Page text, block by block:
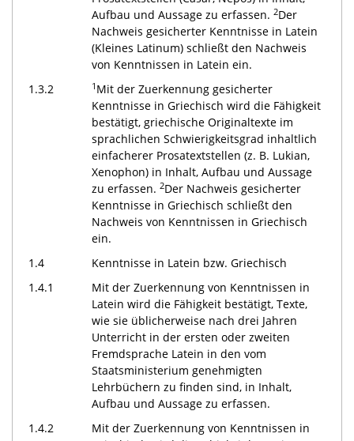
Aufbau und Aussage zu erfassen. 2Der
Nachweis gesicherter Kenntnisse in Latein
(Kleines Latinum) schließt den Nachweis
von Kenntnissen in Latein ein.
1.3.2
1 Mit der Zuerkennung gesicherter
Kenntnisse in Griechisch wird die Fähigkeit
bestätigt, griechische Originaltexte im
sprachlichen Schwierigkeitsgrad inhaltlich
einfacherer Prosatextstellen (z. B. Lukian,
Xenophon) in Inhalt, Aufbau und Aussage
zu erfassen. 2Der Nachweis gesicherter
Kenntnisse in Griechisch schließt den
Nachweis von Kenntnissen in Griechisch
ein.
1.4
Kenntnisse in Latein bzw. Griechisch
1.4.1
Mit der Zuerkennung von Kenntnissen in
Latein wird die Fähigkeit bestätigt, Texte,
wie sie üblicherweise nach drei Jahren
Unterricht in der ersten oder zweiten
Fremdsprache Latein in den vom
Staatsministerium genehmigten
Lehrbüchern zu finden sind, in Inhalt,
Aufbau und Aussage zu erfassen.
1.4.2
Mit der Zuerkennung von Kenntnissen in